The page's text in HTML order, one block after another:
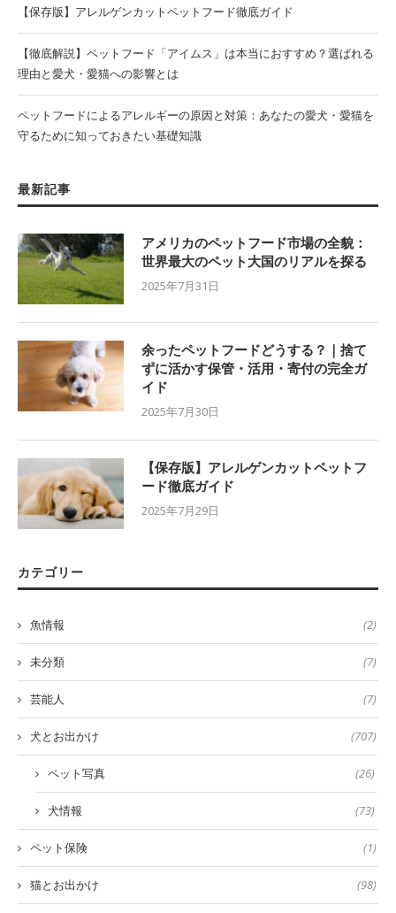
【保存版】アレルゲンカットペットフード徹底ガイド
【徹底解説】ペットフード「アイムス」は本当におすすめ？選ばれる
理由と愛犬・愛猫への影響とは
ペットフードによるアレルギーの原因と対策：あなたの愛犬・愛猫を
守るために知っておきたい基礎知識
最新記事
アメリカのペットフード市場の全貌：
世界最大のペット大国のリアルを探る
2025年7月31日
余ったペットフードどうする？｜捨て
ずに活かす保管・活用・寄付の完全ガ
イド
2025年7月30日
【保存版】アレルゲンカットペットフ
ード徹底ガイド
2025年7月29日
カテゴリー
魚情報 (2)
未分類 (7)
芸能人 (7)
犬とお出かけ (707)
ペット写真 (26)
犬情報 (73)
ペット保険 (1)
猫とお出かけ (98)